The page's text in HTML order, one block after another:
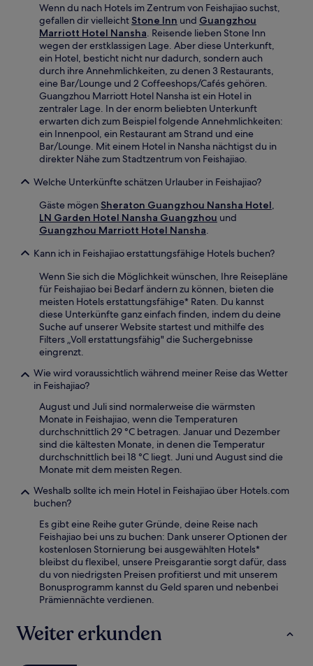
Wenn du nach Hotels im Zentrum von Feishajiao suchst,
gefallen dir vielleicht Stone Inn und Guangzhou
Marriott Hotel Nansha. Reisende lieben Stone Inn
wegen der erstklassigen Lage. Aber diese Unterkunft,
ein Hotel, besticht nicht nur dadurch, sondern auch
durch ihre Annehmlichkeiten, zu denen 3 Restaurants,
eine Bar/Lounge und 2 Coffeeshops/Cafés gehören.
Guangzhou Marriott Hotel Nansha ist ein Hotel in
zentraler Lage. In der enorm beliebten Unterkunft
erwarten dich zum Beispiel folgende Annehmlichkeiten:
ein Innenpool, ein Restaurant am Strand und eine
Bar/Lounge. Mit einem Hotel in Nansha nächtigst du in
direkter Nähe zum Stadtzentrum von Feishajiao.
Welche Unterkünfte schätzen Urlauber in Feishajiao?
Gäste mögen Sheraton Guangzhou Nansha Hotel,
LN Garden Hotel Nansha Guangzhou und
Guangzhou Marriott Hotel Nansha.
Kann ich in Feishajiao erstattungsfähige Hotels buchen?
Wenn Sie sich die Möglichkeit wünschen, Ihre Reisepläne
für Feishajiao bei Bedarf ändern zu können, bieten die
meisten Hotels erstattungsfähige* Raten. Du kannst
diese Unterkünfte ganz einfach finden, indem du deine
Suche auf unserer Website startest und mithilfe des
Filters „Voll erstattungsfähig" die Suchergebnisse
eingrenzt.
Wie wird voraussichtlich während meiner Reise das Wetter
in Feishajiao?
August und Juli sind normalerweise die wärmsten
Monate in Feishajiao, wenn die Temperaturen
durchschnittlich 29 °C betragen. Januar und Dezember
sind die kältesten Monate, in denen die Temperatur
durchschnittlich bei 18 °C liegt. Juni und August sind die
Monate mit dem meisten Regen.
Weshalb sollte ich mein Hotel in Feishajiao über Hotels.com
buchen?
Es gibt eine Reihe guter Gründe, deine Reise nach
Feishajiao bei uns zu buchen: Dank unserer Optionen der
kostenlosen Stornierung bei ausgewählten Hotels*
bleibst du flexibel, unsere Preisgarantie sorgt dafür, dass
du von niedrigsten Preisen profitierst und mit unserem
Bonusprogramm kannst du Geld sparen und nebenbei
Prämiennächte verdienen.
Weiter erkunden